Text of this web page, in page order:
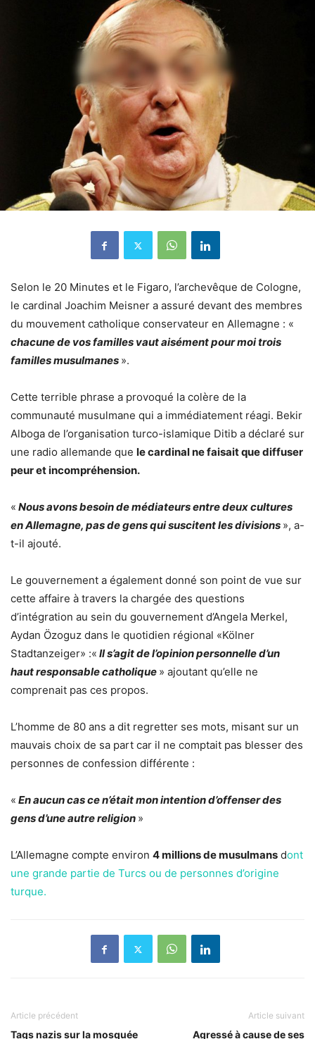
Selon le 20 Minutes et le Figaro, l’archevêque de Cologne,
le cardinal Joachim Meisner a assuré devant des membres
du mouvement catholique conservateur en Allemagne : «
chacune de vos familles vaut aisément pour moi trois
familles musulmanes ».
Cette terrible phrase a provoqué la colère de la
communauté musulmane qui a immédiatement réagi. Bekir
Alboga de l’organisation turco-islamique Ditib a déclaré sur
une radio allemande que le cardinal ne faisait que diffuser
peur et incompréhension.
« Nous avons besoin de médiateurs entre deux cultures
en Allemagne, pas de gens qui suscitent les divisions », a-
t-il ajouté.
Le gouvernement a également donné son point de vue sur
cette affaire à travers la chargée des questions
d’intégration au sein du gouvernement d’Angela Merkel,
Aydan Özoguz dans le quotidien régional «Kölner
Stadtanzeiger» :« Il s’agit de l’opinion personnelle d’un
haut responsable catholique » ajoutant qu’elle ne
comprenait pas ces propos.
L’homme de 80 ans a dit regretter ses mots, misant sur un
mauvais choix de sa part car il ne comptait pas blesser des
personnes de confession différente :
« En aucun cas ce n’était mon intention d’offenser des
gens d’une autre religion »
L’Allemagne compte environ 4 millions de musulmans dont
une grande partie de Turcs ou de personnes d’origine
turque.
Article précédent
Tags nazis sur la mosquée
Article suivant
Agressé à cause de ses